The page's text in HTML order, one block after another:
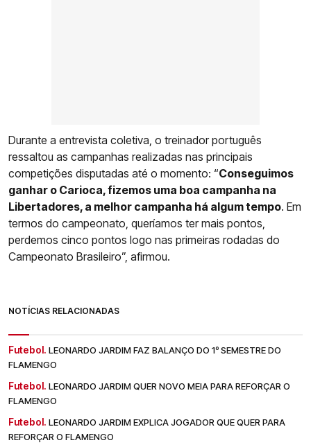
Durante a entrevista coletiva, o treinador português
ressaltou as campanhas realizadas nas principais
competições disputadas até o momento: “Conseguimos
ganhar o Carioca, fizemos uma boa campanha na
Libertadores, a melhor campanha há algum tempo. Em
termos do campeonato, queríamos ter mais pontos,
perdemos cinco pontos logo nas primeiras rodadas do
Campeonato Brasileiro”, afirmou.
NOTÍCIAS RELACIONADAS
Futebol. LEONARDO JARDIM FAZ BALANÇO DO 1º SEMESTRE DO
FLAMENGO
Futebol. LEONARDO JARDIM QUER NOVO MEIA PARA REFORÇAR O
FLAMENGO
Futebol. LEONARDO JARDIM EXPLICA JOGADOR QUE QUER PARA
REFORÇAR O FLAMENGO